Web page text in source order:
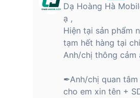
Dạ Hoàng Hà
ạ ,
Hiện tại sản phẩm
tạm hết hàng tại
Anh/chị thông cảm
✒Anh/chị quan
cho em xin tên +